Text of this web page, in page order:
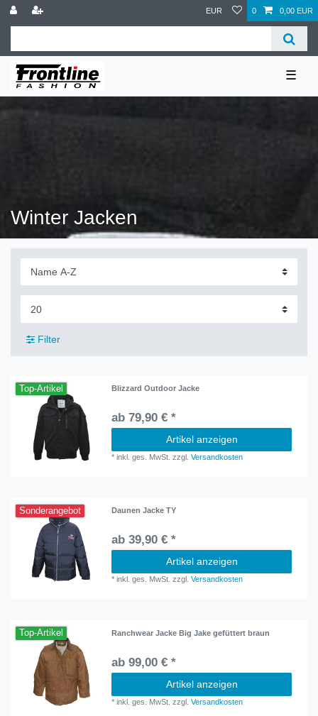
EUR 0 0,00 EUR
☰
Winter Jacken
Filter
Top-Artikel Blizzard Outdoor Jacke
ab 79,90 € *
Artikel anzeigen
*inkl. ges. MwSt. zzgl.Versandkosten
Sonderangebot Daunen Jacke TY
ab 39,90 € *
Artikel anzeigen
*inkl. ges. MwSt. zzgl.Versandkosten
Top-Artikel Ranchwear Jacke Big Jake gefüttert braun
ab 99,00 € *
Artikel anzeigen
*inkl. ges. MwSt. zzgl.Versandkosten